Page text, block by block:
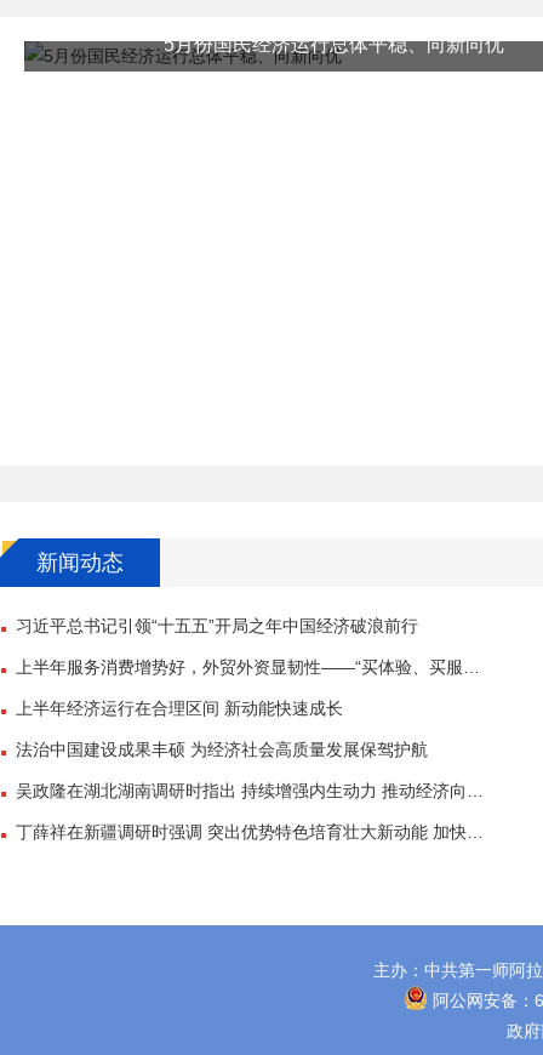
5月份国民经济运行总体平稳、向新向优
新闻动态
习近平总书记引领“十五五”开局之年中国经济破浪前行
上半年服务消费增势好，外贸外资显韧性——“买体验、买服…
上半年经济运行在合理区间 新动能快速成长
法治中国建设成果丰硕 为经济社会高质量发展保驾护航
吴政隆在湖北湖南调研时指出 持续增强内生动力 推动经济向…
丁薛祥在新疆调研时强调 突出优势特色培育壮大新动能 加快…
主办：中共第一师阿
阿公网安备：
政